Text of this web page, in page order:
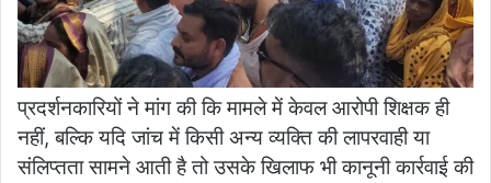
प्रदर्शनकारियों ने मांग की कि मामले में केवल आरोपी शिक्षक ही
नहीं, बल्कि यदि जांच में किसी अन्य व्यक्ति की लापरवाही या
संलिप्तता सामने आती है तो उसके खिलाफ भी कानूनी कार्रवाई की